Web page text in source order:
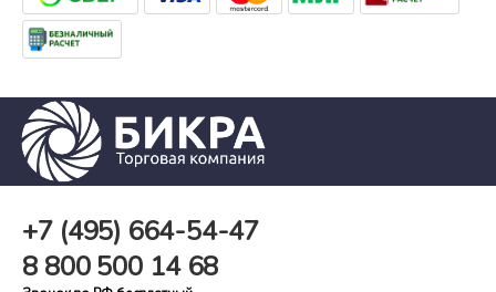
+7 (495) 664-54-47
8 800500 14 68